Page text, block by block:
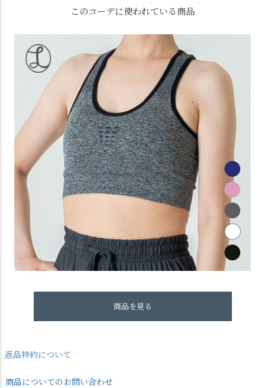
このコーデに使われている商品
商品を見る
返品特約について
商品についてのお問い合わせ